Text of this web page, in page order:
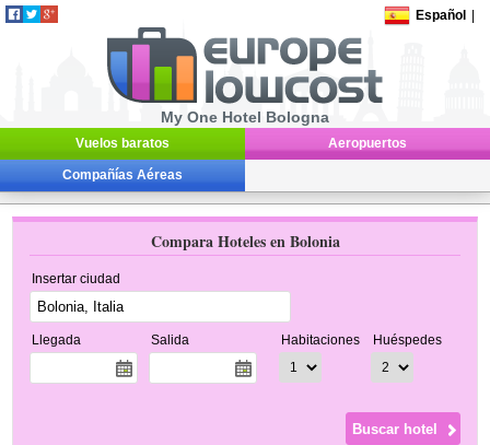
Español
My One Hotel Bologna
Vuelos baratos Aeropuertos
Compañías Aéreas
Compara Hoteles en Bolonia
Insertar ciudad
Llegada Salida Habitaciones Huéspedes